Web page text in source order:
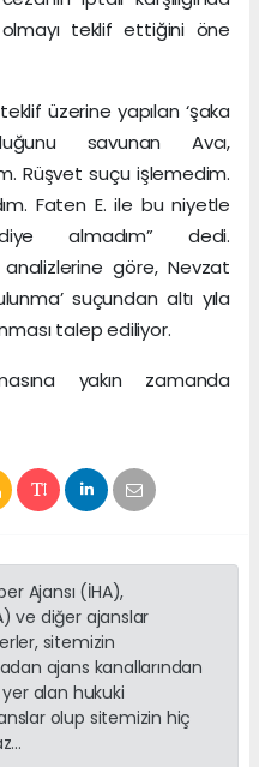
teklif ettiğini öne
üzerine yapılan ‘şaka
savunan Avcı,
Rüşvet suçu işlemedim.
Faten E. ile bu niyetle
almadım” dedi.
göre, Nevzat
suçundan altı yıla
talep ediliyor.
yakın zamanda
Ajansı (İHA),
ve diğer ajanslar
sitemizin
ajans kanallarından
alan hukuki
olup sitemizin hiç